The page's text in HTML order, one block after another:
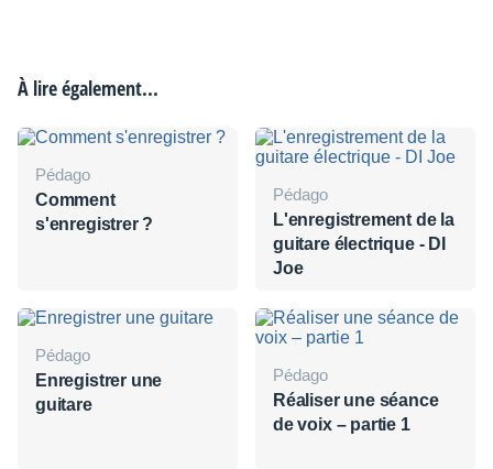
À lire également...
Pédago
Comment
s'enregistrer ?
Pédago
L'enregistrement de la
guitare électrique - DI
Joe
Pédago
Enregistrer une
guitare
Pédago
Réaliser une séance
de voix – partie 1